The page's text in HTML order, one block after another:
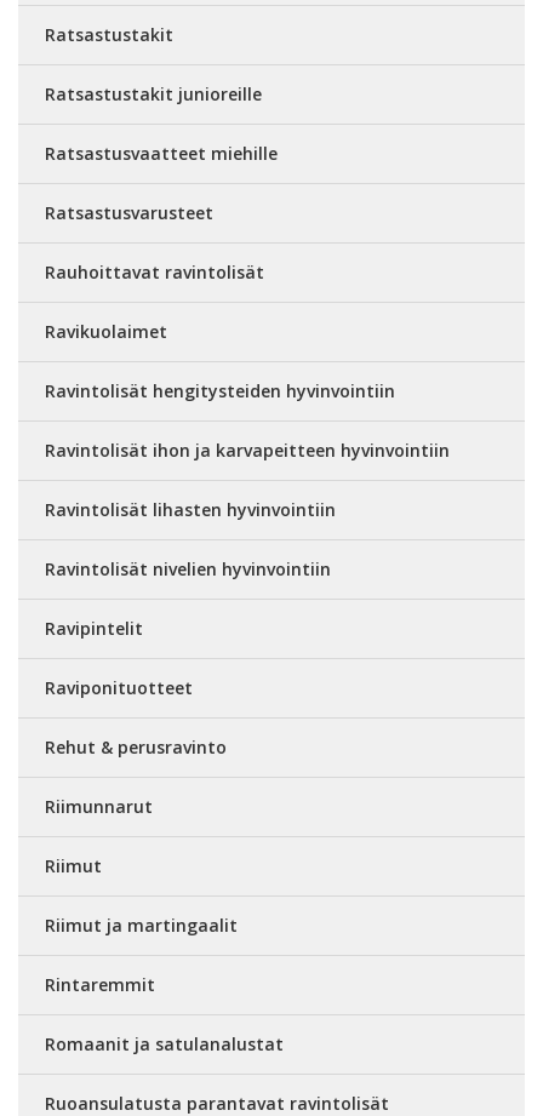
Ratsastustakit
Ratsastustakit junioreille
Ratsastusvaatteet miehille
Ratsastusvarusteet
Rauhoittavat ravintolisät
Ravikuolaimet
Ravintolisät hengitysteiden hyvinvointiin
Ravintolisät ihon ja karvapeitteen hyvinvointiin
Ravintolisät lihasten hyvinvointiin
Ravintolisät nivelien hyvinvointiin
Ravipintelit
Raviponituotteet
Rehut & perusravinto
Riimunnarut
Riimut
Riimut ja martingaalit
Rintaremmit
Romaanit ja satulanalustat
Ruoansulatusta parantavat ravintolisät